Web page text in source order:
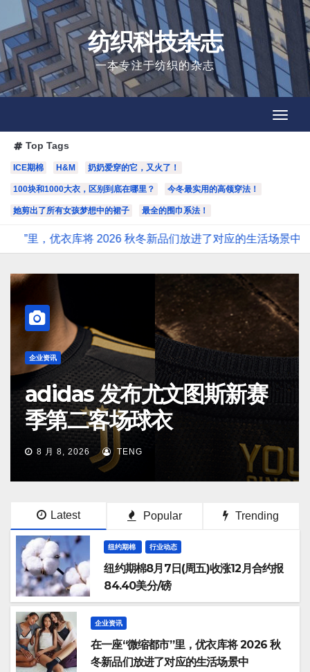
to
content
纺织科技杂志
一本专注于纺织的杂志
Top Tags
ICE期棉 H&M 奶奶爱穿的它，又火了！
100块和1000大衣，区别到底在哪里？ 今冬最实用的高领穿法！
她剪出了所有女孩梦想中的裙子 最全的围巾系法！
优衣库将 2026 秋冬新品们放进了对应的生活场景中
企业资讯
adidas 发布尤文图斯新赛
季第二客场球衣
8 月 8, 2026 TENG
Latest Popular Trending
纽约期棉 行业动态
纽约期棉8月7日(周五)收涨12月合约报
84.40美分/磅
企业资讯
在一座“微缩都市”里，优衣库将 2026 秋
冬新品们放进了对应的生活场景中